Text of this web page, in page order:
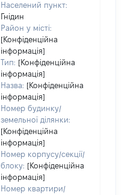
Населений пункт:
Гнідин
Район у місті:
[Конфіденційна
інформація]
Тип: [Конфіденційна
інформація]
Назва: [Конфіденційна
інформація]
Номер будинку/
земельної ділянки:
[Конфіденційна
інформація]
Номер корпусу/секції/
блоку: [Конфіденційна
інформація]
Номер квартири/